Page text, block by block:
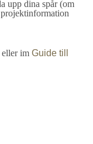
upp dina spår (om
eller im Guide till